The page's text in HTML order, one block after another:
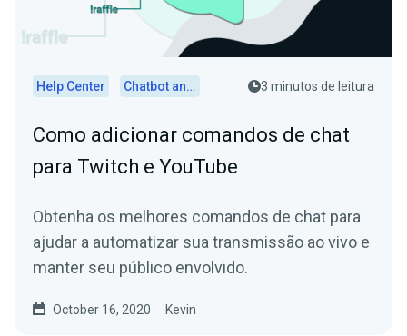
Help Center Chatbot and Cloudbot 3 minutos de leitura
Como adicionar comandos de chat
para Twitch e YouTube
Obtenha os melhores comandos de chat para
ajudar a automatizar sua transmissão ao vivo e
manter seu público envolvido.
October 16, 2020 Kevin